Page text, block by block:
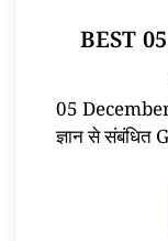
BEST
05
ज्ञान से